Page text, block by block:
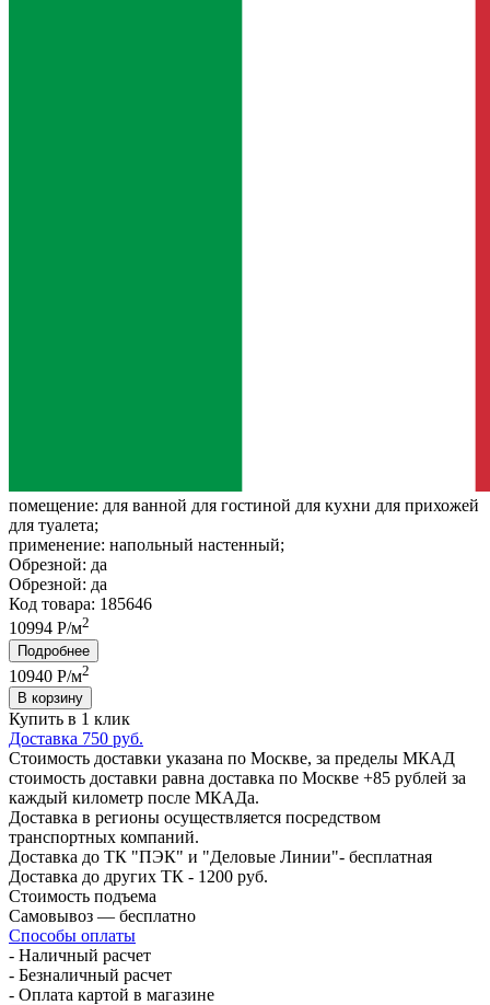
помещение: для ванной для гостиной для кухни для прихожей
для туалета;
применение: напольный настенный;
Обрезной: да
Обрезной: да
Код товара: 185646
10994 Р/м2
Подробнее
10940 Р/м2
В корзину
Купить в 1 клик
Доставка 750 руб.
Стоимость доставки указана по Москве, за пределы МКАД
стоимость доставки равна доставка по Москве +85 рублей за
каждый километр после МКАДа.
Доставка в регионы осуществляется посредством
транспортных компаний.
Доставка до ТК "ПЭК" и "Деловые Линии"- бесплатная
Доставка до других ТК - 1200 руб.
Стоимость подъема
Самовывоз — бесплатно
Способы оплаты
- Наличный расчет
- Безналичный расчет
- Оплата картой в магазине